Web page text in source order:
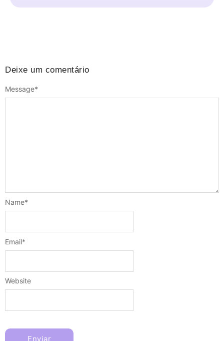
Deixe um comentário
Message*
Name*
Email*
Website